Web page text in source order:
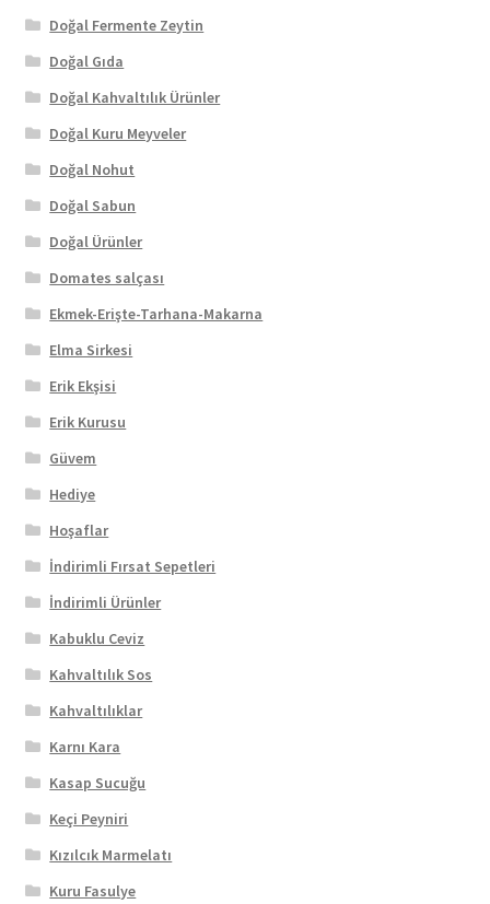
Doğal Fermente Zeytin
Doğal Gıda
Doğal Kahvaltılık Ürünler
Doğal Kuru Meyveler
Doğal Nohut
Doğal Sabun
Doğal Ürünler
Domates salçası
Ekmek-Erişte-Tarhana-Makarna
Elma Sirkesi
Erik Ekşisi
Erik Kurusu
Güvem
Hediye
Hoşaflar
İndirimli Fırsat Sepetleri
İndirimli Ürünler
Kabuklu Ceviz
Kahvaltılık Sos
Kahvaltılıklar
Karnı Kara
Kasap Sucuğu
Keçi Peyniri
Kızılcık Marmelatı
Kuru Fasulye